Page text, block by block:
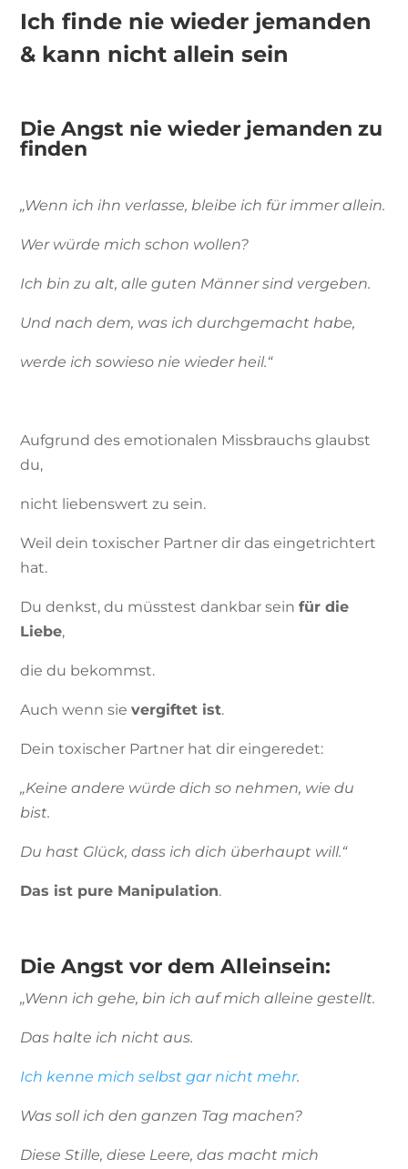
Ich finde nie wieder jemanden
& kann nicht allein sein
Die Angst nie wieder jemanden zu
finden
„Wenn ich ihn verlasse, bleibe ich für immer allein.
Wer würde mich schon wollen?
Ich bin zu alt, alle guten Männer sind vergeben.
Und nach dem, was ich durchgemacht habe,
werde ich sowieso nie wieder heil.“
Aufgrund des emotionalen Missbrauchs glaubst
du,
nicht liebenswert zu sein.
Weil dein toxischer Partner dir das eingetrichtert
hat.
Du denkst, du müsstest dankbar seinfür die
Liebe,
die du bekommst.
Auch wenn sievergiftet ist.
Dein toxischer Partner hat dir eingeredet:
„Keine andere würde dich so nehmen, wie du
bist.
Du hast Glück, dass ich dich überhaupt will.“
Das ist pure Manipulation.
Die Angst vor dem Alleinsein:
„Wenn ich gehe, bin ich auf mich alleine gestellt.
Das halte ich nicht aus.
Ich kenne mich selbst gar nicht mehr.
Was soll ich den ganzen Tag machen?
Diese Stille, diese Leere, das macht mich